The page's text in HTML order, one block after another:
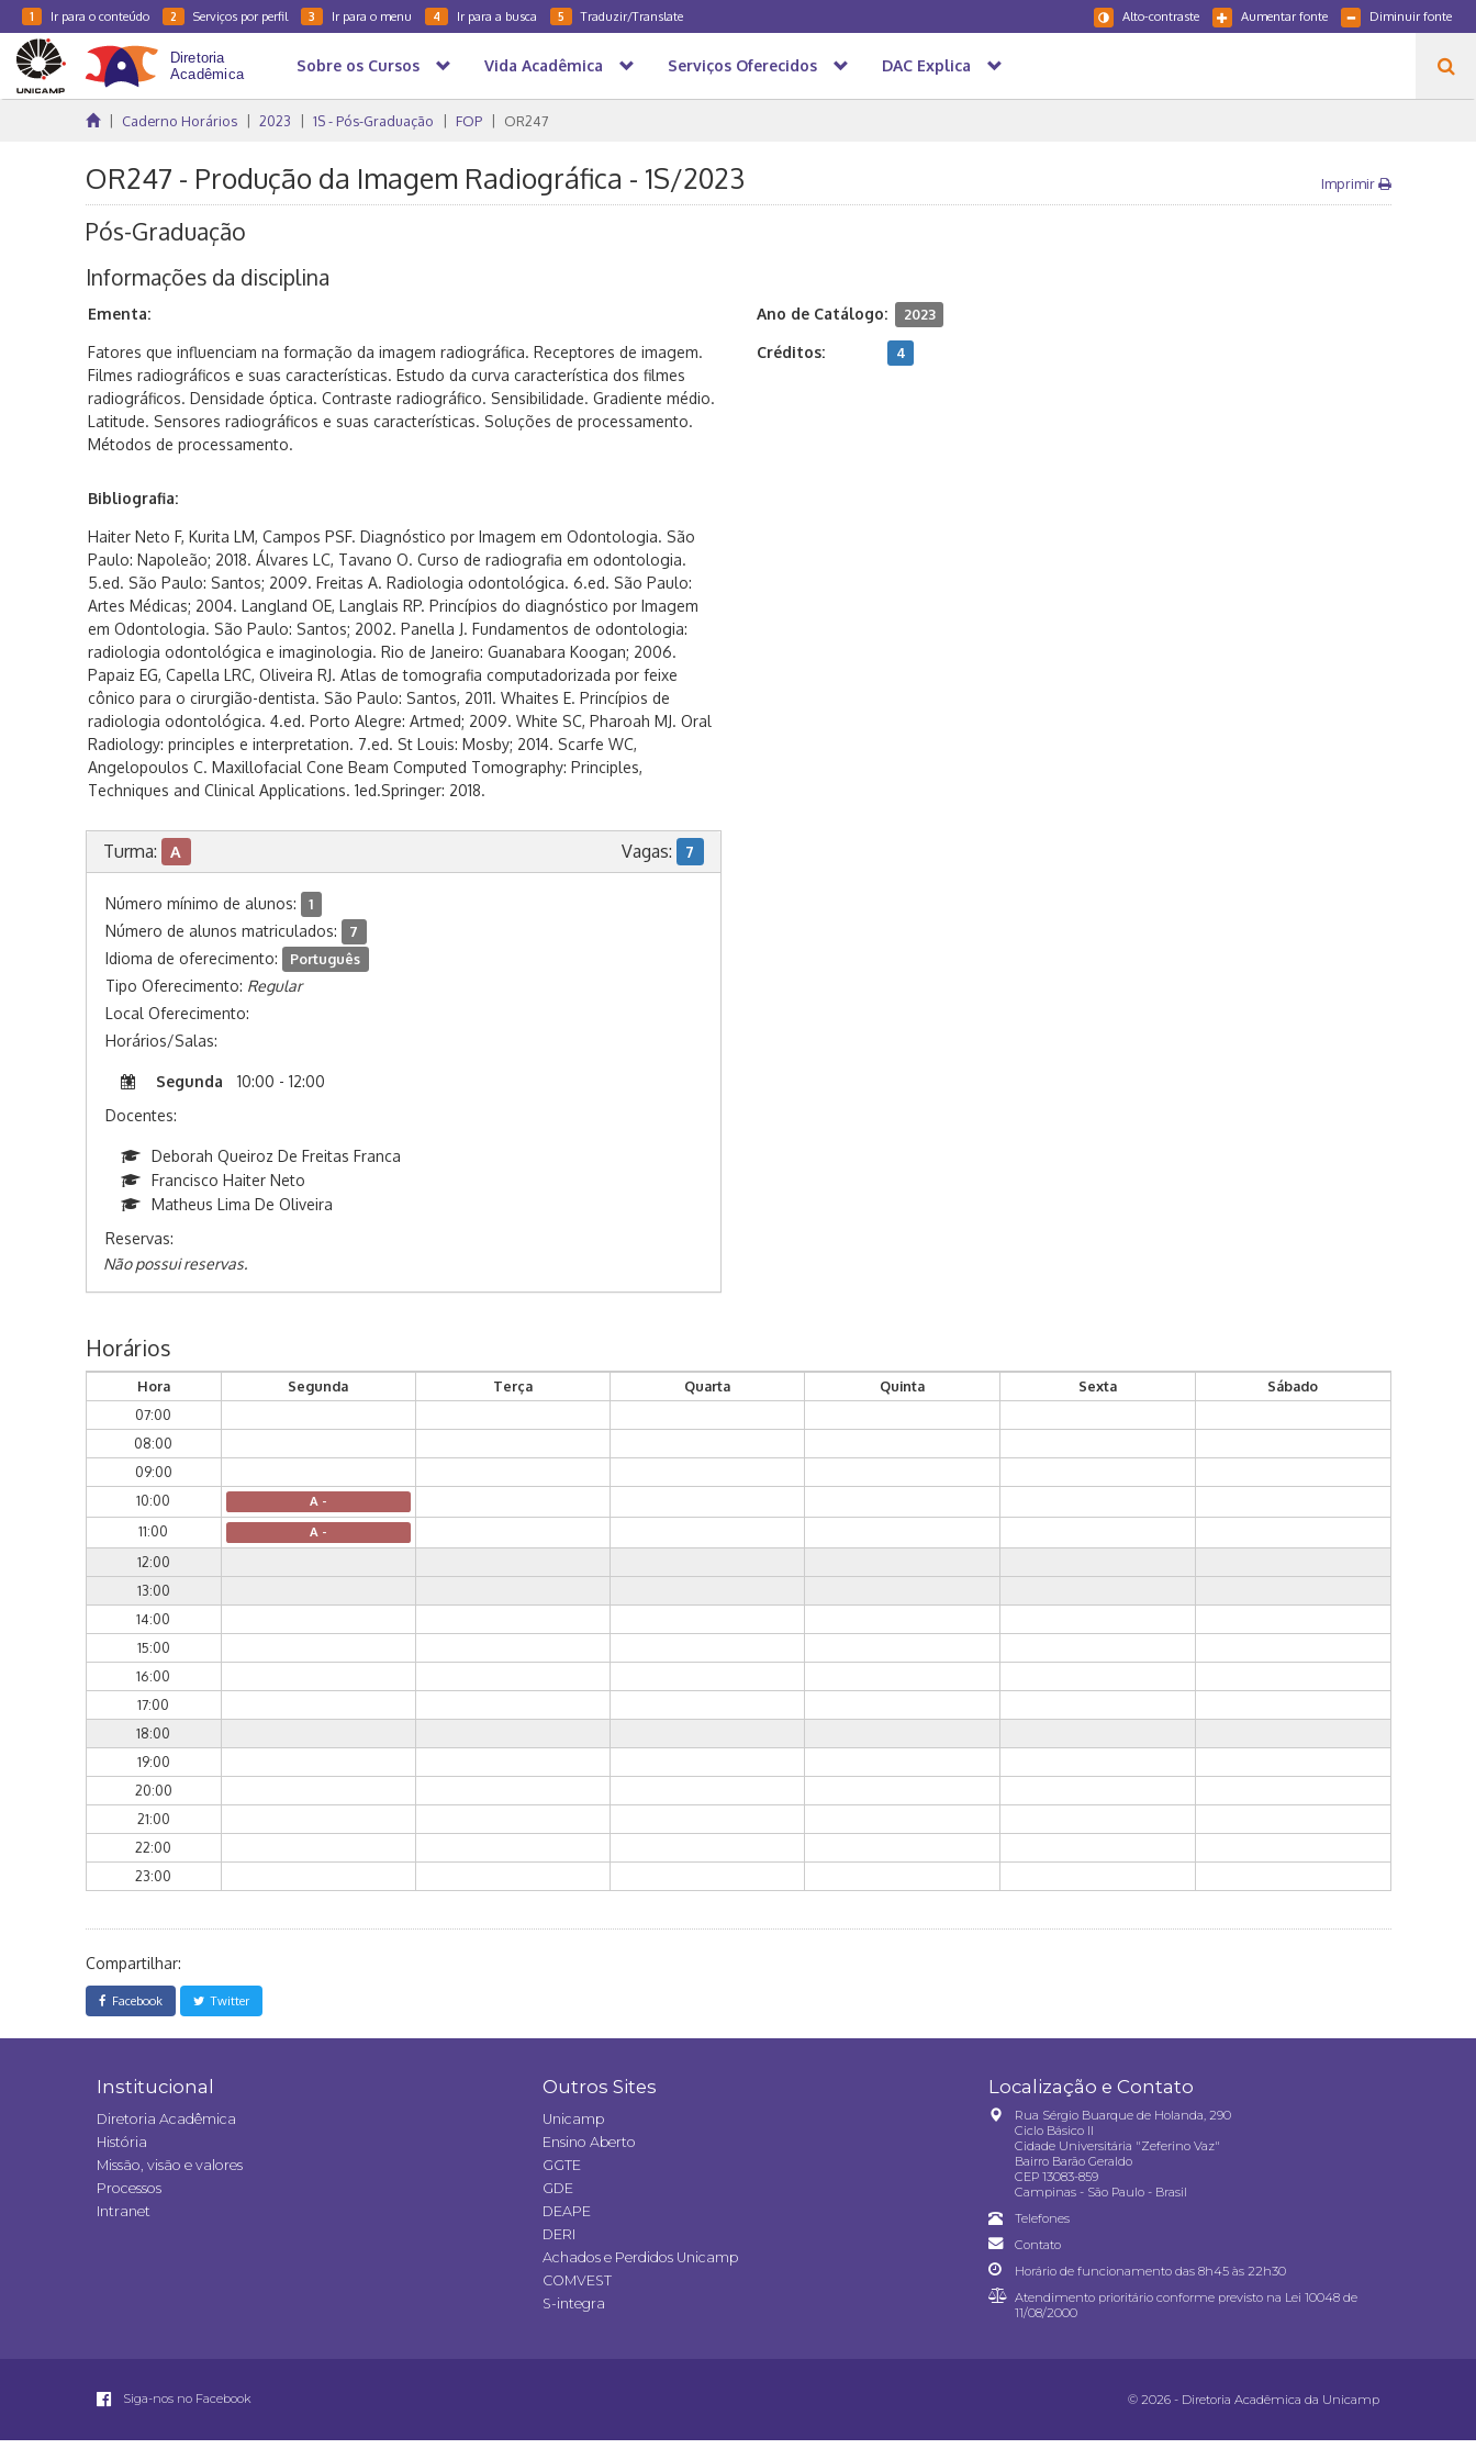
1 Ir para o conteúdo 2 Serviços por perfil 3 Ir para o menu 4 Ir para a busca 5 Traduzir/Translate Diminuir fonte
Aumentar fonte
Alto-contraste
Sobre os Cursos Vida Acadêmica Serviços Oferecidos DAC Explica
Caderno Horários 2023 1S - Pós-Graduação FOP OR247
OR247 - Produção da Imagem Radiográfica - 1S/2023 Imprimir
Pós-Graduação
Informações da disciplina
Ementa:
Fatores que influenciam na formação da imagem radiográfica. Receptores de imagem.
Filmes radiográficos e suas características. Estudo da curva característica dos filmes
radiográficos. Densidade óptica. Contraste radiográfico. Sensibilidade. Gradiente médio.
Latitude. Sensores radiográficos e suas características. Soluções de processamento.
Métodos de processamento.
Bibliografia:
Haiter Neto F, Kurita LM, Campos PSF. Diagnóstico por Imagem em Odontologia. São
Paulo: Napoleão; 2018. Álvares LC, Tavano O. Curso de radiografia em odontologia.
5.ed. São Paulo: Santos; 2009. Freitas A. Radiologia odontológica. 6.ed. São Paulo:
Artes Médicas; 2004. Langland OE, Langlais RP. Princípios do diagnóstico por Imagem
em Odontologia. São Paulo: Santos; 2002. Panella J. Fundamentos de odontologia:
radiologia odontológica e imaginologia. Rio de Janeiro: Guanabara Koogan; 2006.
Papaiz EG, Capella LRC, Oliveira RJ. Atlas de tomografia computadorizada por feixe
cônico para o cirurgião-dentista. São Paulo: Santos, 2011. Whaites E. Princípios de
radiologia odontológica. 4.ed. Porto Alegre: Artmed; 2009. White SC, Pharoah MJ. Oral
Radiology: principles e interpretation. 7.ed. St Louis: Mosby; 2014. Scarfe WC,
Angelopoulos C. Maxillofacial Cone Beam Computed Tomography: Principles,
Techniques and Clinical Applications. 1ed.Springer: 2018.
Ano de Catálogo: 2023
Créditos: 4
Turma: A Vagas: 7
Número mínimo de alunos: 1
Número de alunos matriculados: 7
Idioma de oferecimento: Português
Tipo Oferecimento: Regular
Local Oferecimento:
Horários/Salas:
Segunda
10:00 - 12:00
Docentes:
Deborah Queiroz De Freitas Franca
Francisco Haiter Neto
Matheus Lima De Oliveira
Reservas:
Não possui reservas.
Horários
Hora Segunda Terça Quarta Quinta Sexta
Sábado
07:00
08:00
09:00
10:00
A -
11:00 A -
12:00
13:00
14:00
15:00
16:00
17:00
18:00
19:00
20:00
21:00
22:00
23:00
Compartilhar:
Facebook Twitter
Institucional
Diretoria Acadêmica
História
Missão, visão e valores
Processos
Intranet
Outros Sites
Unicamp
Ensino Aberto
GGTE
GDE
DEAPE
DERI
Achados e Perdidos Unicamp
COMVEST
S-integra
Localização e Contato
Rua Sérgio Buarque de Holanda, 290
Ciclo Básico II
Cidade Universitária "Zeferino Vaz"
Bairro Barão Geraldo
CEP 13083-859
Campinas - São Paulo - Brasil
Telefones
Contato
Horário de funcionamento das 8h45 às 22h30
Atendimento prioritário conforme previsto na Lei 10048 de
11/08/2000
Siga-nos no Facebook © 2026 - Diretoria Acadêmica da Unicamp